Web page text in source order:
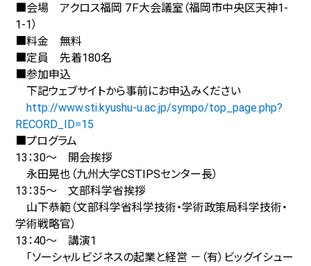
■会場 アクロス福岡 7Ｆ大会議室（福岡市中央区天神1-
1-1）
■料金 無料
■定員 先着180名
■参加申込
下記ウェブサイトから事前にお申込みください
http://www.sti.kyushu-u.ac.jp/sympo/top_page.php?
RECORD_ID=15
■プログラム
13：30～ 開会挨拶
永田晃也（九州大学CSTIPSセンター長）
13：35～ 文部科学省挨拶
山下恭範（文部科学省科学技術・学術政策局科学技術・
学術戦略官）
13：40～ 講演1
「ソーシャルビジネスの起業と経営 －（有）ビッグイシュー